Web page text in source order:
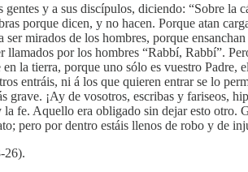
gentes y a sus discípulos, diciendo: “Sobre
porque dicen, y no hacen. Porque atan
ser mirados de los hombres, porque
llamados por los hombres “Rabbí, Rabbí”.
la tierra, porque uno sólo es vuestro
entráis, ni á los que quieren entrar se lo
grave. ¡Ay de vosotros, escribas y fariseos,
fe. Aquello era obligado sin dejar esto otro.
pero por dentro estáis llenos de robo y de
26).